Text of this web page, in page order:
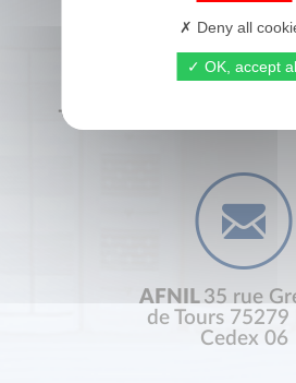
+33 (0) 1 44 41 29 19
AFNIL 35 rue
de Tours 75279
Cedex 06
Deny all
OK, accept